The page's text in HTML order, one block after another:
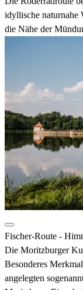
idyllische naturnahe
die Nähe der
Fischer-Route -
Die Moritzburger
Besonderes
angelegten